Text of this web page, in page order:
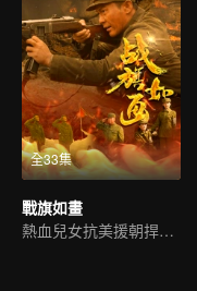
全33集
戰旗如畫
熱血兒女抗美援朝捍衛祖國